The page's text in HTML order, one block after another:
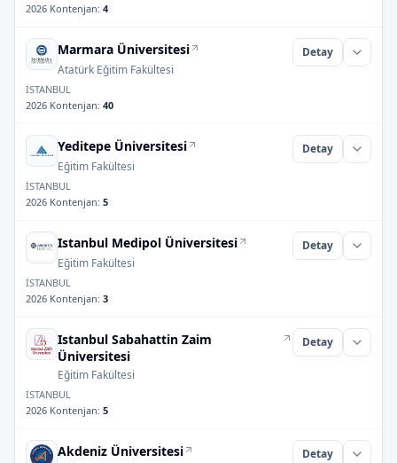
2026 Kontenjan: 4
Marmara Üniversitesi
Atatürk Eğitim Fakültesi
Detay
İSTANBUL
2026 Kontenjan: 40
Yeditepe Üniversitesi
Eğitim Fakültesi
Detay
İSTANBUL
2026 Kontenjan: 5
Istanbul Medipol Üniversitesi
Eğitim Fakültesi
Detay
İSTANBUL
2026 Kontenjan: 3
Istanbul Sabahattin Zaim
Üniversitesi
Eğitim Fakültesi
Detay
İSTANBUL
2026 Kontenjan: 5
Akdeniz Üniversitesi Detay